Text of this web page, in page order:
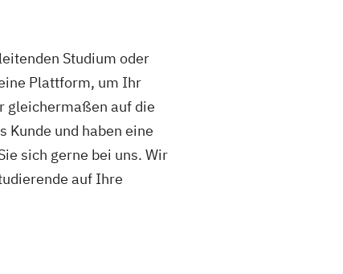
Studium oder
Plattform, um Ihr
gleichermaßen auf die
und haben eine
sich gerne bei uns. Wir
auf Ihre